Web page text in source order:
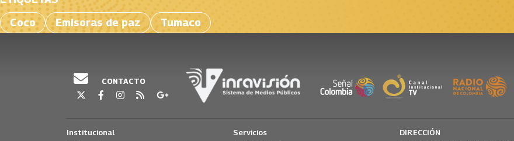
Coco
Emisoras de paz Tumaco
CONTACTO
Institucional Servicios DIRECCIÓN